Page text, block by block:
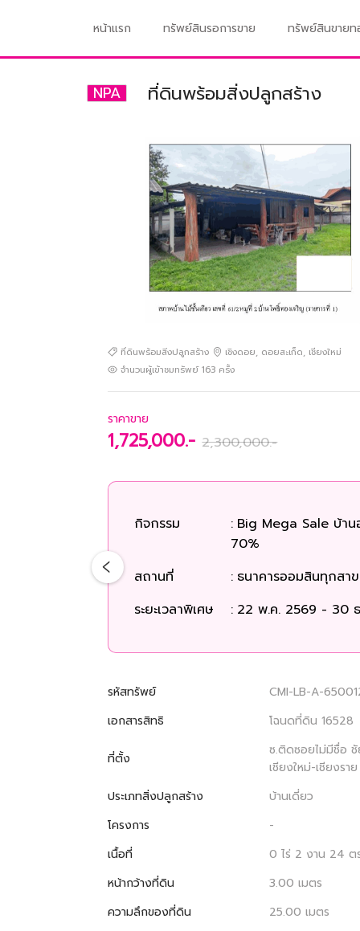
หน้าแรก ทรัพย์สินรอการขาย ทรัพย์สินขาย
NPA ที่ดินพร้อมสิ่งปลูกสร้าง
ที่ดินพร้อมสิ่งปลูกสร้าง เชิงดอย, ดอยสะเก็ด, เชียงใหม่
จำนวนผู้เข้าชมทรัพย์ 163ครั้ง
ราคาขาย
1,725,000.- 2,300,000.-
กิจกรรม : Big Mega Sale บ้าน
70%
สถานที่
: ธนาคารออมสินทุกสาข
ระยะเวลาพิเศษ
: 22 พ.ค. 2569 - 30
รหัสทรัพย์
CMI-LB-A-
เอกสารสิทธิ
โฉนดที่ดิน 16528
ที่ตั้ง
ซ.ติดซอยไม่มีชื่อ
เชียงใหม่-เชียงรา
ประเภทสิ่งปลูกสร้าง
บ้านเดี่ยว
โครงการ
-
เนื้อที่
0 ไร่ 2 งาน 24 ต
หน้ากว้างที่ดิน
3.00 เมตร
ความลึกของที่ดิน
25.00 เมตร